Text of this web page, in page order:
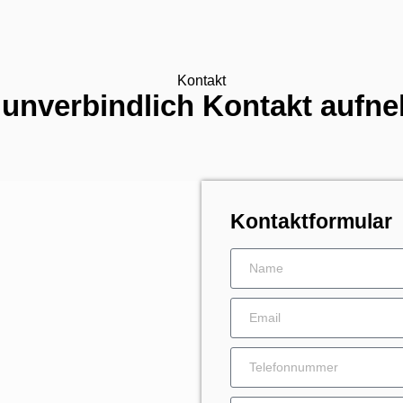
Kontakt
Kontakt
Kontaktformular